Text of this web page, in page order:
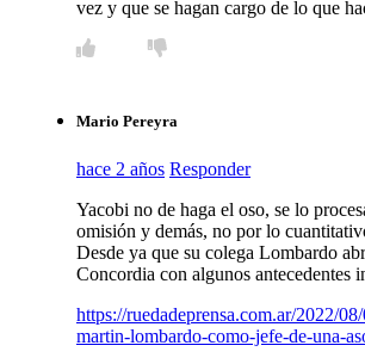
vez y que se hagan cargo de lo que
Mario Pereyra
hace 2 años Responder
Yacobi no de haga el oso, se lo
omisión y demás, no por lo
Desde ya que su colega Lombardo
Concordia con algunos antecedentes
https://ruedadeprensa.com.ar/2022/
martin-lombardo-como-jefe-de-una-